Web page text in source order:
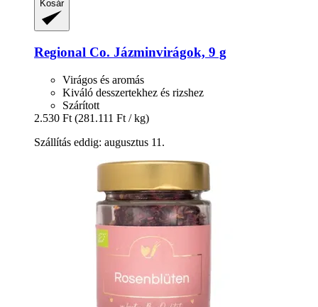
Kosár
Regional Co. Jázminvirágok, 9 g
Virágos és aromás
Kiváló desszertekhez és rizshez
Szárított
2.530 Ft (281.111 Ft / kg)
Szállítás eddig: augusztus 11.